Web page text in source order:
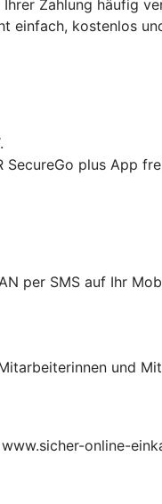
Zahlung häufig
einfach, kostenlos
SecureGo plus App
per SMS auf Ihr
und
online-